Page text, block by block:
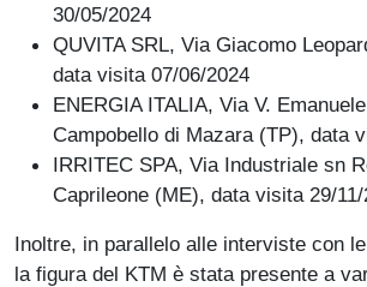
30/05/2024
QUVITA SRL, Via Giacomo
data visita 07/06/2024
ENERGIA ITALIA, Via V.
Campobello di Mazara (TP), data
IRRITEC SPA, Via Industriale sn
Caprileone (ME), data visita 29/11/
Inoltre, in parallelo alle interviste con
la figura del KTM è stata presente a